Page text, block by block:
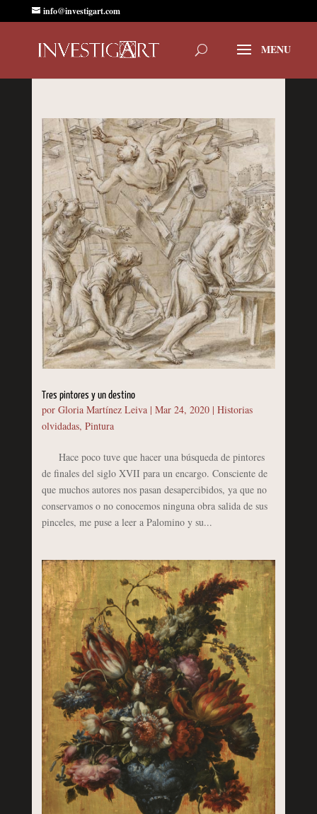
info@investigart.com
Tres pintores y un destino
por Gloria Martínez Leiva| Mar 24, 2020| Historias
olvidadas, Pintura
Hace poco tuve que hacer una búsqueda de pintores
de finales del siglo XVII para un encargo. Consciente de
que muchos autores nos pasan desapercibidos, ya que no
conservamos o no conocemos ninguna obra salida de sus
pinceles, me puse a leer a Palomino y su...